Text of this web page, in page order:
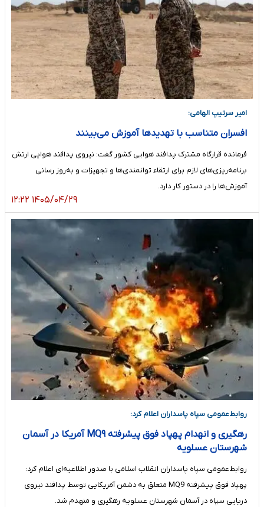
امیر سرتیپ الهامی:
افسران متناسب با تهدید‌ها آموزش می‌بینند
فرمانده قرارگاه مشترک پدافند هوایی کشور گفت: نیروی پدافند هوایی ارتش
برنامه‌ریزی‌های لازم برای ارتقاء توانمندی‌ها و تجهیزات و به‌روز رسانی
آموزش‌ها را در دستور کار دارد.
۱۴۰۵/۰۴/۲۹ ۱۲:۲۲
روابط‌عمومی سپاه پاسداران اعلام کرد:
رهگیری و انهدام پهپاد فوق پیشرفته MQ۹ آمریکا در آسمان
شهرستان عسلویه
روابط‌عمومی سپاه پاسداران انقلاب اسلامی با صدور اطلاعیه‌ای اعلام کرد:
پهپاد فوق پیشرفته MQ9 متعلق به دشمن آمریکایی توسط پدافند نیروی
دریایی سپاه در آسمان شهرستان عسلویه رهگیری و منهدم شد.